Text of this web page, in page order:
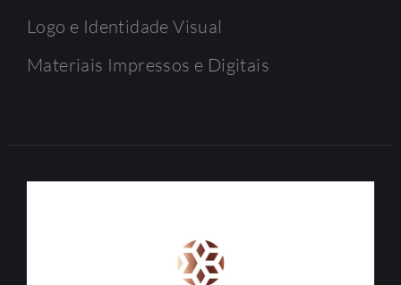
Logo e Identidade Visual
Materiais Impressos e Digitais